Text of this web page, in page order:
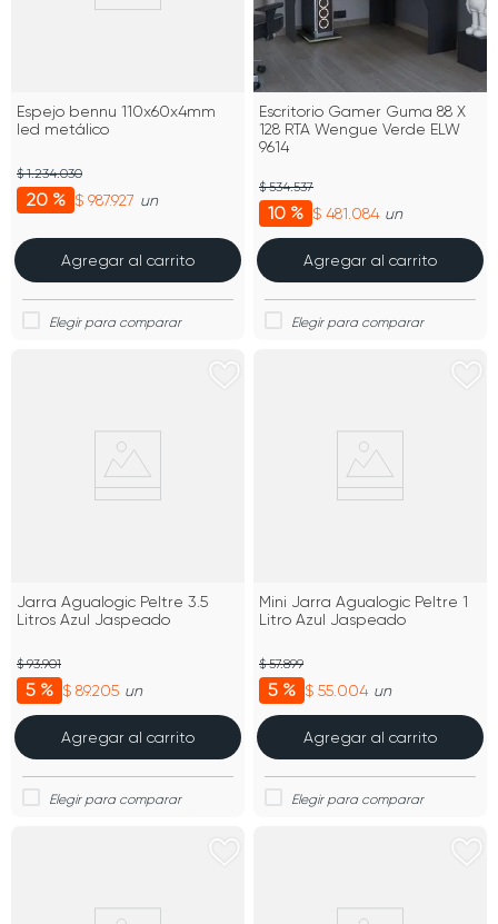
Espejo bennu 110x60x4mm
led metálico
20 % $ 987.927
$ 1.234.030
un
Agregar al carrito
Escritorio Gamer Guma 88 X
128 RTA Wengue Verde ELW
9614
10 % $ 481.084
$ 534.537
un
Agregar al carrito
Jarra Agualogic Peltre 3.5
Litros Azul Jaspeado
5 % $ 89.205
$ 93.901
un
Agregar al carrito
Mini Jarra Agualogic Peltre 1
Litro Azul Jaspeado
5 % $ 55.004
$ 57.899
un
Agregar al carrito